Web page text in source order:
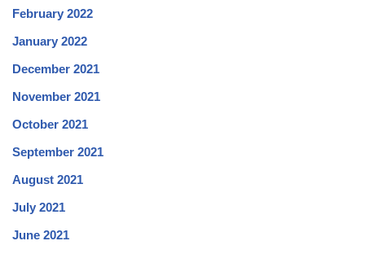
February 2022
January 2022
December 2021
November 2021
October 2021
September 2021
August 2021
July 2021
June 2021